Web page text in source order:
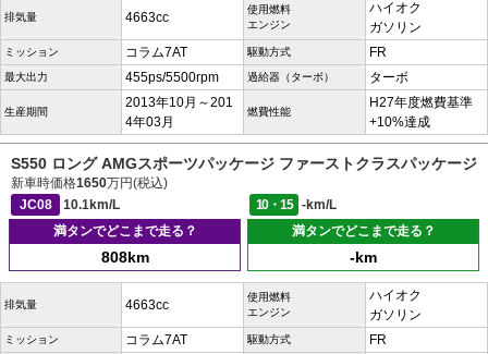
排気量 4663cc
使用燃料
エンジン
ハイオク
ガソリン
ミッション コラム7AT 駆動方式 FR
最大出力 455ps/5500rpm 過給器（ターボ） ターボ
生産期間
2013年10月～201
4年03月
燃費性能
H27年度燃費基準
+10%達成
S550 ロング AMGスポーツパッケージ ファーストクラスパッケージ
新車時価格1650万円(税込)
JC08
10.1km/L 10・15
-km/L
満タンでどこまで走る？
808km
満タンでどこまで走る？
-km
排気量 4663cc
使用燃料
エンジン
ハイオク
ガソリン
ミッション コラム7AT 駆動方式 FR